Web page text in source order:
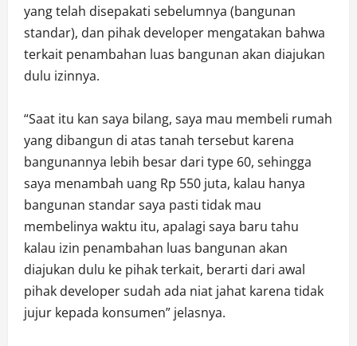
yang telah disepakati sebelumnya (bangunan
standar), dan pihak developer mengatakan bahwa
terkait penambahan luas bangunan akan diajukan
dulu izinnya.
“Saat itu kan saya bilang, saya mau membeli rumah
yang dibangun di atas tanah tersebut karena
bangunannya lebih besar dari type 60, sehingga
saya menambah uang Rp 550 juta, kalau hanya
bangunan standar saya pasti tidak mau
membelinya waktu itu, apalagi saya baru tahu
kalau izin penambahan luas bangunan akan
diajukan dulu ke pihak terkait, berarti dari awal
pihak developer sudah ada niat jahat karena tidak
jujur kepada konsumen” jelasnya.